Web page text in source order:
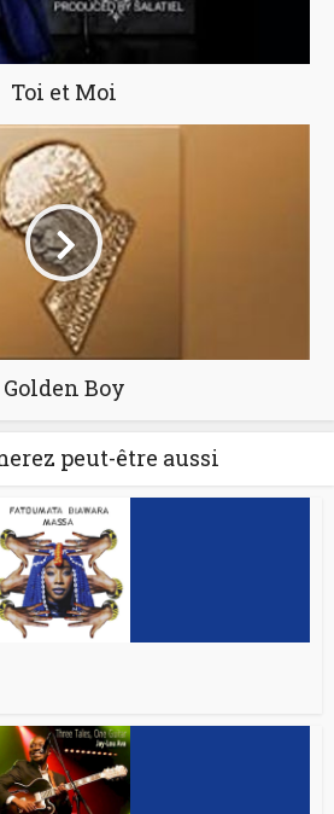
Toi et Moi
Golden Boy
peut-être aussi